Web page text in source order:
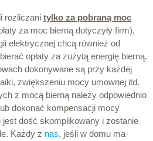
rozliczani tylko za pobraną moc
za moc bierną dotyczyły firm),
elektrycznej chcą również od
opłaty za zużytą energię bierną.
dokonywane są przy każdej
zwiększeniu mocy umownej itd.
z mocą bierną należy odpowiednio
dokonać kompensacji mocy
jest dość skomplikowany i zostanie
Każdy z nas, jeśli w domu ma